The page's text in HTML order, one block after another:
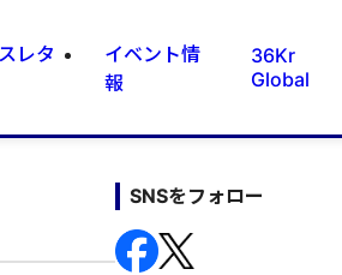
レタ
イベント情
報
36Kr
Global
SNSをフォロー